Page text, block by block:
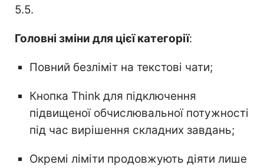
5.5.
Головні зміни для цієї категорії:
Повний безліміт на текстові чати;
Кнопка Think для підключення
підвищеної обчислювальної потужності
під час вирішення складних завдань;
Окремі ліміти продовжують діяти лише